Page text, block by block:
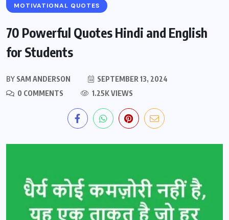
MOTIVATIONAL QUOTES
70 Powerful Quotes Hindi and English
for Students
BY SAM ANDERSON
SEPTEMBER 13, 2024
0 COMMENTS
1.25K VIEWS